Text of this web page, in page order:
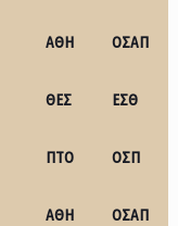
ΑΘΗ ΟΣΑΠ
ΘΕΣ ΕΣΘ
ΠΤΟ ΟΣΠ
ΑΘΗ ΟΣΑΠ